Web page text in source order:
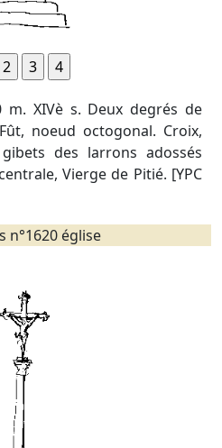
m. XIVè s. Deux degrés de
noeud octogonal. Croix,
des larrons adossés
Vierge de Pitié. [YPC
n°1620 église